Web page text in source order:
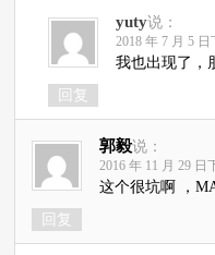
yuty说：
2018 年 7 月 5 日
我也出现了，
回复
郭毅说：
2016 年 11 月 29 日
这个很坑啊 ，
回复